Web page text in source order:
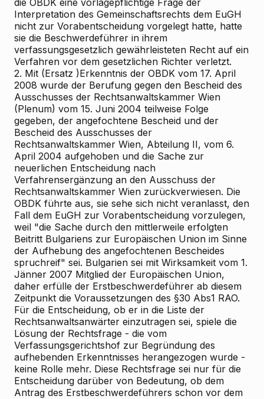
die OBDK eine vorlagepflichtige Frage der
Interpretation des Gemeinschaftsrechts dem EuGH
nicht zur Vorabentscheidung vorgelegt hatte, hatte
sie die Beschwerdeführer in ihrem
verfassungsgesetzlich gewährleisteten Recht auf ein
Verfahren vor dem gesetzlichen Richter verletzt.
2. Mit (Ersatz )Erkenntnis der OBDK vom 17. April
2008 wurde der Berufung gegen den Bescheid des
Ausschusses der Rechtsanwaltskammer Wien
(Plenum) vom 15. Juni 2004 teilweise Folge
gegeben, der angefochtene Bescheid und der
Bescheid des Ausschusses der
Rechtsanwaltskammer Wien, Abteilung II, vom 6.
April 2004 aufgehoben und die Sache zur
neuerlichen Entscheidung nach
Verfahrensergänzung an den Ausschuss der
Rechtsanwaltskammer Wien zurückverwiesen. Die
OBDK führte aus, sie sehe sich nicht veranlasst, den
Fall dem EuGH zur Vorabentscheidung vorzulegen,
weil "die Sache durch den mittlerweile erfolgten
Beitritt Bulgariens zur Europäischen Union im Sinne
der Aufhebung des angefochtenen Bescheides
spruchreif" sei. Bulgarien sei mit Wirksamkeit vom 1.
Jänner 2007 Mitglied der Europäischen Union,
daher erfülle der Erstbeschwerdeführer ab diesem
Zeitpunkt die Voraussetzungen des §30 Abs1 RAO.
Für die Entscheidung, ob er in die Liste der
Rechtsanwaltsanwärter einzutragen sei, spiele die
Lösung der Rechtsfrage - die vom
Verfassungsgerichtshof zur Begründung des
aufhebenden Erkenntnisses herangezogen wurde -
keine Rolle mehr. Diese Rechtsfrage sei nur für die
Entscheidung darüber von Bedeutung, ob dem
Antrag des Erstbeschwerdeführers schon vor dem